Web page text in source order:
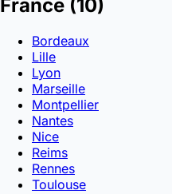
France (10)
Bordeaux
Lille
Lyon
Marseille
Montpellier
Nantes
Nice
Reims
Rennes
Toulouse